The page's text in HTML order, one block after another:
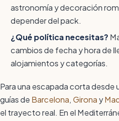
astronomía y decoración
depender del pack.
¿Qué política necesitas?
cambios de fecha y hora de
alojamientos y categorías.
Para una escapada corta desde
guías de Barcelona, Girona y
el trayecto real. En el